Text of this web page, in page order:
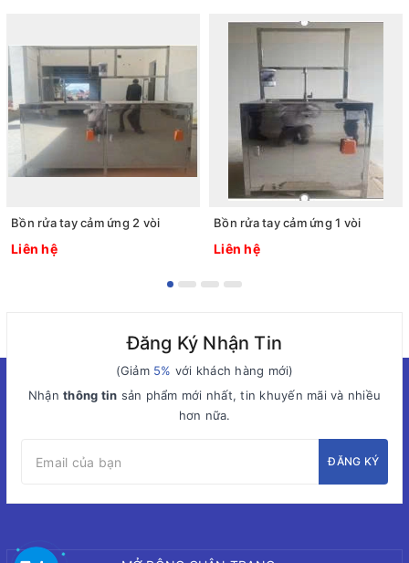
Bồn rửa tay cảm ứng 2 vòi
Liên hệ
Bồn rửa tay cảm ứng 1 vòi
Liên hệ
Đăng Ký Nhận Tin
(Giảm 5% với khách hàng mới)
Nhậnthông tin sản phẩm mới nhất, tin khuyến mãi và nhiều
hơn nữa.
ĐĂNG KÝ